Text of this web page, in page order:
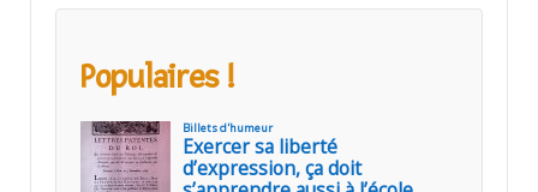
Populaires !